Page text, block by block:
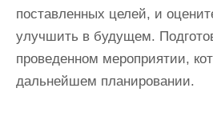
поставленных целей, и
улучшить в будущем.
проведенном мероприятии,
дальнейшем планировании.